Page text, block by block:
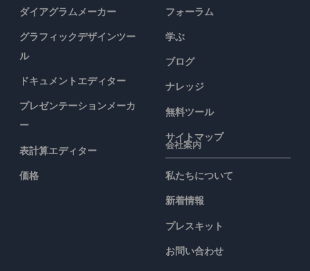
ダイアグラムメーカー
グラフィックデザインツー
ル
ドキュメントエディター
プレゼンテーションメーカ
ー
表計算エディター
価格
フォーラム
学ぶ
ブログ
ナレッジ
無料ツール
サイトマップ
会社案内
私たちについて
新着情報
プレスキット
お問い合わせ